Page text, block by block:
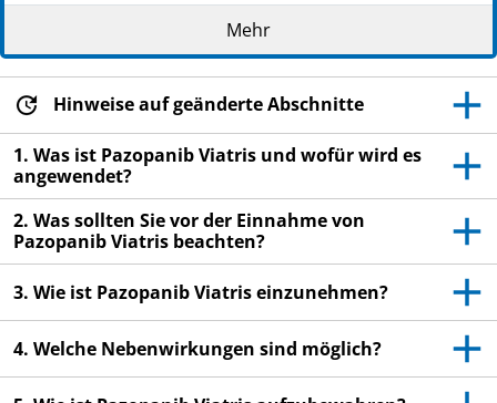
Wenn Sie weitere Fragen haben, wenden Sie sich
an Ihren Arzt oder Apotheker.
verschrieben. Geben Sie es nicht an Dritte weiter.
Es kann anderen Menschen schaden, auch wenn
diese die gleichen Beschwerden haben wie Sie.
Wenn Sie Nebenwirkungen bemerken, wenden Sie
sich an Ihren Arzt oder Apotheker. Dies gilt auch
für Nebenwirkungen, die nicht in dieser
Packungsbeilage angegeben sind. Siehe Abschnitt
Mehr
Hinweise auf geänderte Abschnitte
1. Was ist Pazopanib Viatris und wofür wird es
angewendet?
2. Was sollten Sie vor der Einnahme von
Pazopanib Viatris beachten?
3. Wie ist Pazopanib Viatris einzunehmen?
4. Welche Nebenwirkungen sind möglich?